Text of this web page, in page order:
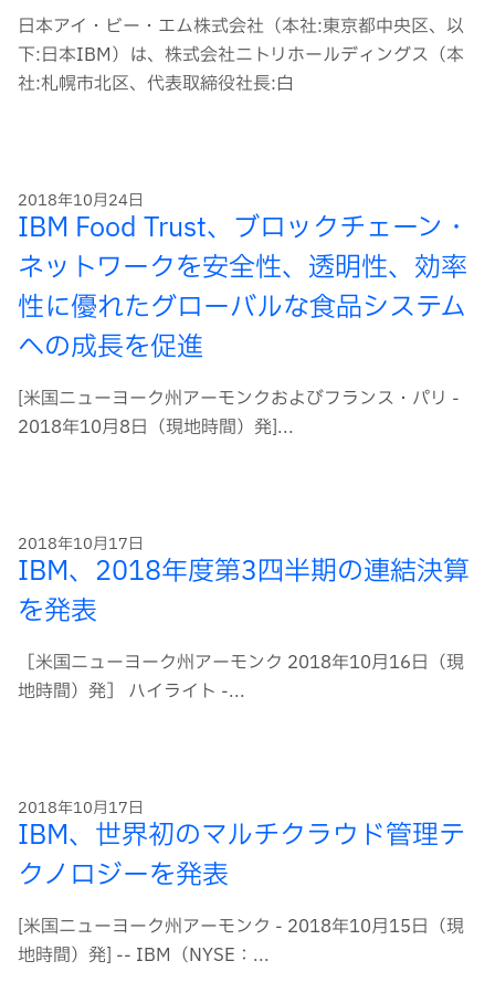
日本アイ・ビー・エム株式会社（本社:東京都中央区、以
下:日本IBM）は、株式会社ニトリホールディングス（本
社:札幌市北区、代表取締役社長:白
2018年10月24日
IBM Food Trust、ブロックチェーン・
ネットワークを安全性、透明性、効率
性に優れたグローバルな食品システム
への成長を促進
[米国ニューヨーク州アーモンクおよびフランス・パリ -
2018年10月8日（現地時間）発]...
2018年10月17日
IBM、2018年度第3四半期の連結決算
を発表
［米国ニューヨーク州アーモンク 2018年10月16日（現
地時間）発］ ハイライト -...
2018年10月17日
IBM、世界初のマルチクラウド管理テ
クノロジーを発表
[米国ニューヨーク州アーモンク - 2018年10月15日（現
地時間）発] -- IBM（NYSE：...